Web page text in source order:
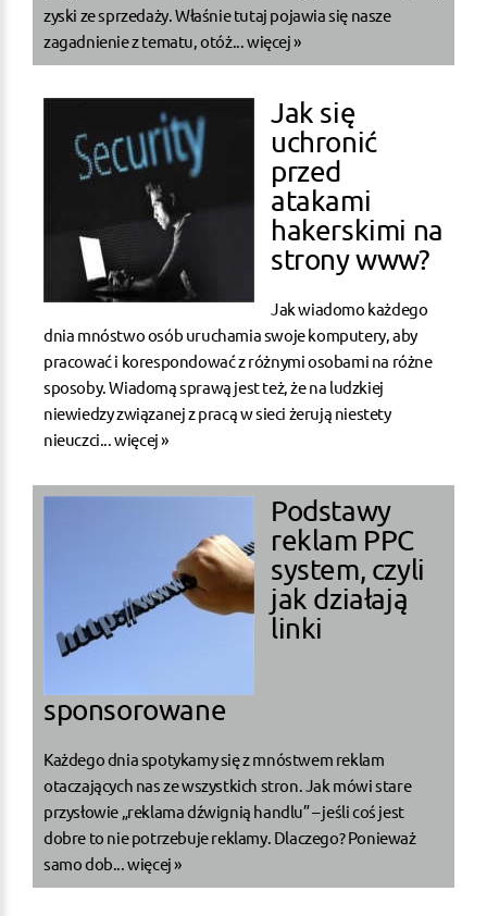
zyski ze sprzedaży. Właśnie tutaj pojawia się nasze
zagadnienie z tematu, otóż...więcej »
Jak się
uchronić
przed
atakami
hakerskimi na
strony www?
Jak wiadomo każdego
dnia mnóstwo osób uruchamia swoje komputery, aby
pracować i korespondować z różnymi osobami na różne
sposoby. Wiadomą sprawą jest też, że na ludzkiej
niewiedzy związanej z pracą w sieci żerują niestety
nieuczci...więcej »
Podstawy
reklam PPC
system, czyli
jak działają
linki
sponsorowane
Każdego dnia spotykamy się z mnóstwem reklam
otaczających nas ze wszystkich stron. Jak mówi stare
przysłowie „reklama dźwignią handlu” – jeśli coś jest
dobre to nie potrzebuje reklamy. Dlaczego? Ponieważ
samo dob...więcej »